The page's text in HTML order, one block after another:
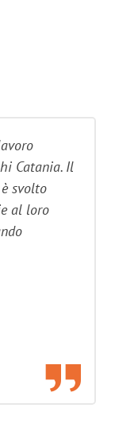
Catania. Il
svolto
al loro